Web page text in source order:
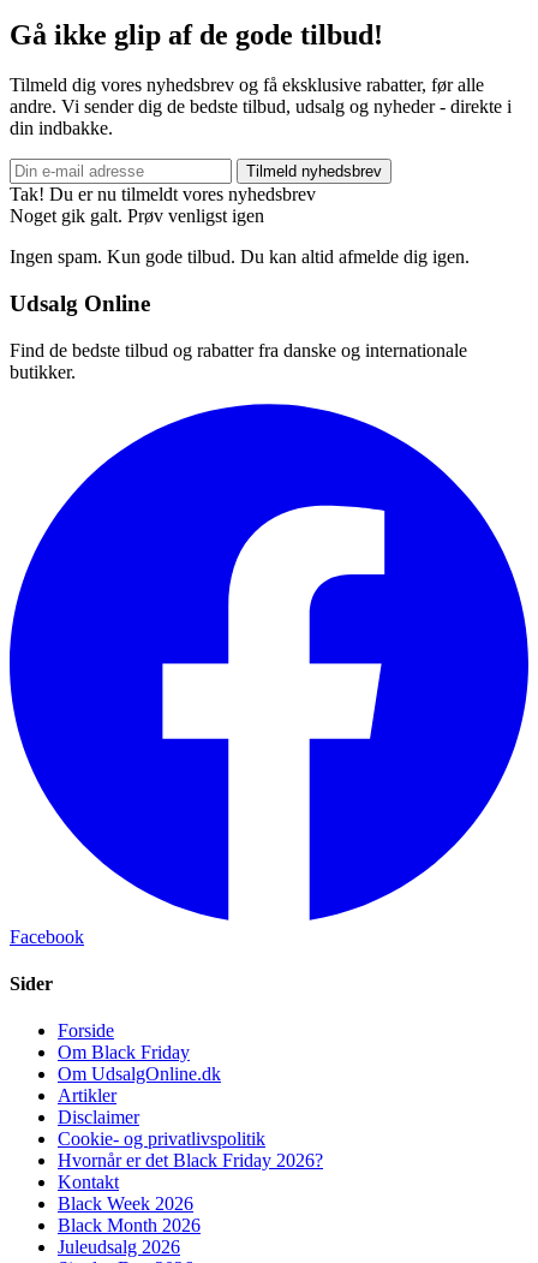
Gå ikke glip af de gode tilbud!
Tilmeld dig vores nyhedsbrev og få eksklusive rabatter, før alle
andre. Vi sender dig de bedste tilbud, udsalg og nyheder - direkte i
din indbakke.
Tilmeld nyhedsbrev
Tak! Du er nu tilmeldt vores nyhedsbrev
Noget gik galt. Prøv venligst igen
Ingen spam. Kun gode tilbud. Du kan altid afmelde dig igen.
Udsalg Online
Find de bedste tilbud og rabatter fra danske og internationale
butikker.
Facebook
Sider
Forside
Om Black Friday
Om UdsalgOnline.dk
Artikler
Disclaimer
Cookie- og privatlivspolitik
Hvornår er det Black Friday 2026?
Kontakt
Black Week 2026
Black Month 2026
Juleudsalg 2026